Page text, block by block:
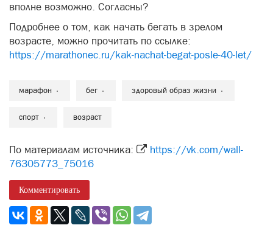
вполне возможно. Согласны?
Подробнее о том, как начать бегать в зрелом
возрасте, можно прочитать по ссылке:
https://marathonec.ru/kak-nachat-begat-posle-40-let/
марафон бег здоровый образ жизни
спорт возраст
По материалам источника:
https://vk.com/wall-
76305773_75016
Комментировать